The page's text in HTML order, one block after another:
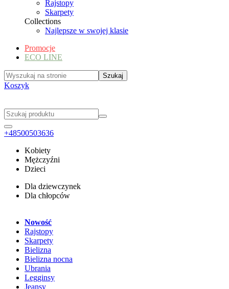
Rajstopy
Skarpety
Collections
Najlepsze w swojej klasie
Promocje
ECO LINE
Koszyk
+48500503636
Kobiety
Mężczyźni
Dzieci
Dla dziewczynek
Dla chłopców
Nowość
Rajstopy
Skarpety
Bielizna
Bielizna nocna
Ubrania
Legginsy
Jeansy